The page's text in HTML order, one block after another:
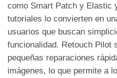
como Smart Patch y Elastic
tutoriales lo convierten en
usuarios que buscan
funcionalidad. Retouch Pilot
pequeñas reparaciones
imágenes, lo que permite a